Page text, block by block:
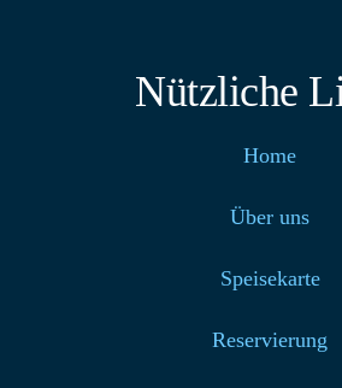
Nützliche
Home
Über uns
Speisekarte
Reservierung